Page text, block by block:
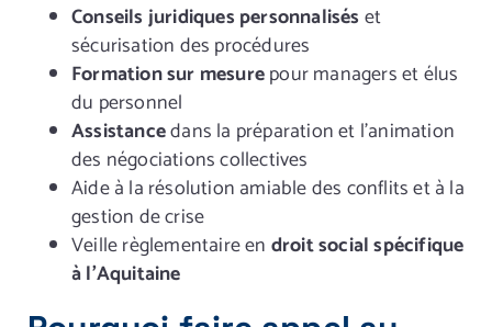
Conseils juridiques personnalisés et
sécurisation des procédures
Formation sur mesurepour managers et élus
du personnel
Assistancedans la préparation et l’animation
des négociations collectives
Aide à la résolution amiable des conflits et à la
gestion de crise
Veille règlementaire en droit social spécifique
à l’Aquitaine